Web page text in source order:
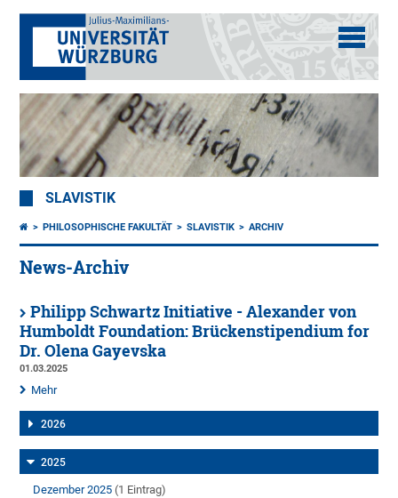
SLAVISTIK
PHILOSOPHISCHE FAKULTÄT SLAVISTIK ARCHIV
News-Archiv
Philipp Schwartz Initiative - Alexander von
Humboldt Foundation: Brückenstipendium for
Dr. Olena Gayevska
01.03.2025
Mehr
2026
2025
Dezember 2025 (1 Eintrag)